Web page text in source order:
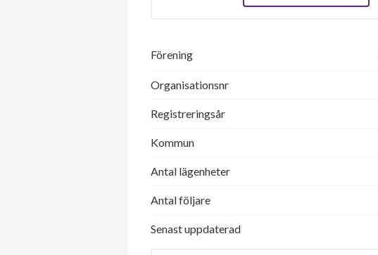
Förening
Organisationsnr
Registreringsår
Kommun
Antal lägenheter
Antal följare
Senast uppdaterad